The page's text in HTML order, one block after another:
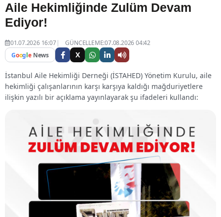
Aile Hekimliğinde Zulüm Devam
Ediyor!
01.07.2026 16:07
GÜNCELLEME:07.08.2026 04:42
Google News X
İstanbul Aile Hekimliği Derneği (İSTAHED) Yönetim Kurulu, aile
hekimliği çalışanlarının karşı karşıya kaldığı mağduriyetlere
ilişkin yazılı bir açıklama yayınlayarak şu ifadeleri kullandı: